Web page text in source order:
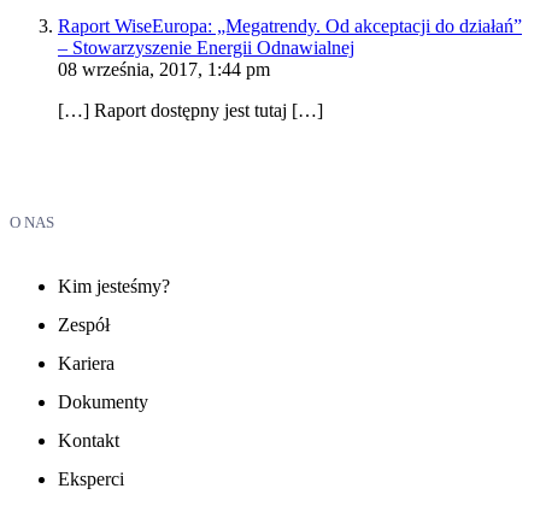
Raport WiseEuropa: „Megatrendy. Od akceptacji do działań”
– Stowarzyszenie Energii Odnawialnej
08 września, 2017, 1:44 pm
[…] Raport dostępny jest tutaj […]
O NAS
Kim jesteśmy?
Zespół
Kariera
Dokumenty
Kontakt
Eksperci